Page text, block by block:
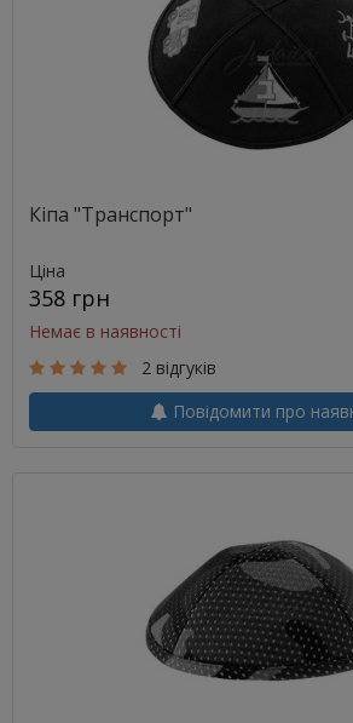
Кіпа "Транспорт"
Ціна
358 грн
Немає в наявності
2 відгуків
Повідомити про